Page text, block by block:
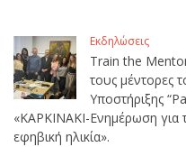
Εκδηλώσεις
Train the
τους μέντορες
Υποστήριξης
«ΚΑΡΚΙΝΑΚΙ-Ενημέρωση για
εφηβική ηλικία».